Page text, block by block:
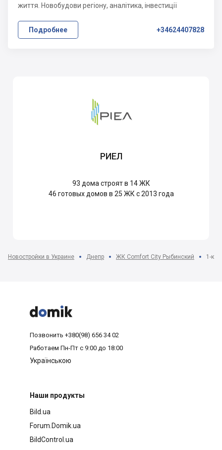
життя. Новобудови регіону, аналітика, інвестиції
Подробнее +34624407828
РИЕЛ
93 дома строят в 14 ЖК
46 готовых домов в 25 ЖК с 2013 года
Новостройки в Украине Днепр ЖК Comfort City Рыбинский 1-



Позвонить +380(98) 656 34 02
Работаем Пн-Пт с 9:00 до 18:00
Українською
Наши продукты
Bild.ua
Forum.Domik.ua
BildControl.ua